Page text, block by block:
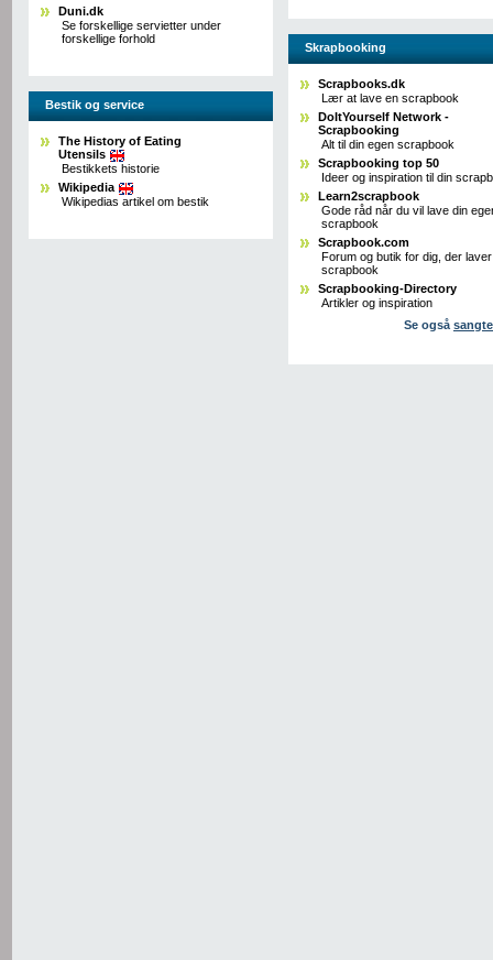
Duni.dk
Se forskellige servietter under
forskellige forhold
Bestik og service
The History of Eating
Utensils
Bestikkets historie
Wikipedia
Wikipedias artikel om bestik
Skrapbooking
Scrapbooks.dk
Lær at lave en scrapbook
DoItYourself Network -
Scrapbooking
Alt til din egen scrapbook
Scrapbooking top 50
Ideer og inspiration til din
Learn2scrapbook
Gode råd når du vil lave din
scrapbook
Scrapbook.com
Forum og butik for dig, der laver
scrapbook
Scrapbooking-Directory
Artikler og inspiration
Se også